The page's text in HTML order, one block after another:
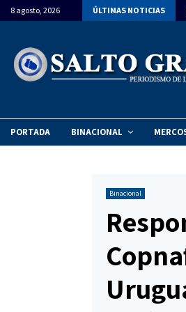
8 agosto, 2026 ÚLTIMAS NOTICIAS
una inversión de $270 millones para…
PORTADA BINACIONAL
Binacional